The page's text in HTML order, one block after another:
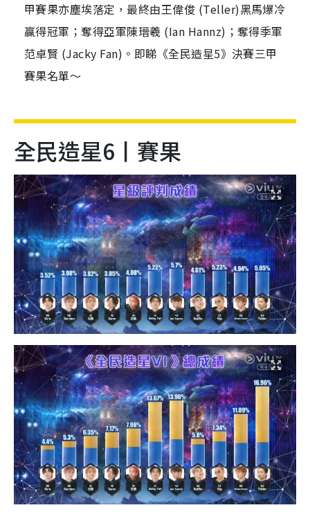
甲賽果亦塵埃落定，最終由王偉俊 (Teller)黑馬爆冷
贏得冠軍；奪得亞軍陳瑨羲 (Ian Hannz)；奪得季軍
范卓賢 (Jacky Fan)。即睇《全民造星5》決賽三甲
賽果名單～
全民造星6丨賽果